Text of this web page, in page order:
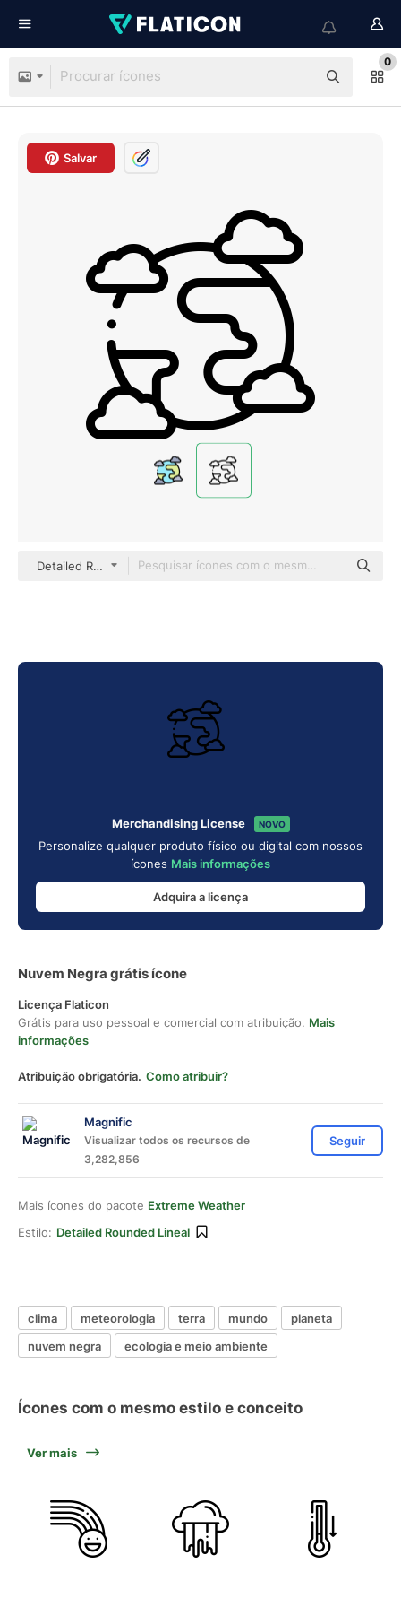
0
Salvar
Detailed Rounded Lineal
Merchandising License NOVO
Personalize qualquer produto físico ou digital com nossos
ícones Mais informações
Adquira a licença
Nuvem Negra grátis ícone
Licença Flaticon
Grátis para uso pessoal e comercial com atribuição. Mais
informações
Atribuição obrigatória. Como atribuir?
Magnific
Visualizar todos os recursos de
3,282,856
Seguir
Mais ícones do pacote Extreme Weather
Estilo: Detailed Rounded Lineal
clima meteorologia terra mundo
planeta
nuvem negra
ecologia e meio ambiente
Ícones com o mesmo estilo e conceito
Ver mais